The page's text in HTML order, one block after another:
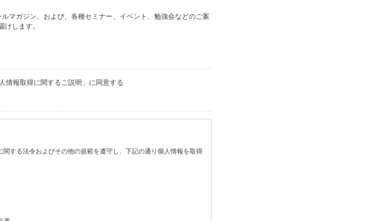
ルマガジン、および、各種セミナー、イベント、勉強会などのご案
けします。
情報取得に関するご説明」に同意する
関する法令およびその他の規範を遵守し、下記の通り個人情報を取得